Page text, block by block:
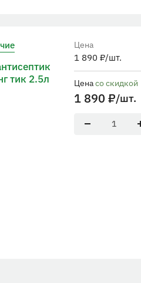
тик 2.5л
Цена
1 890 ₽/шт.
Ценасо скидкой
1 890 ₽/шт.